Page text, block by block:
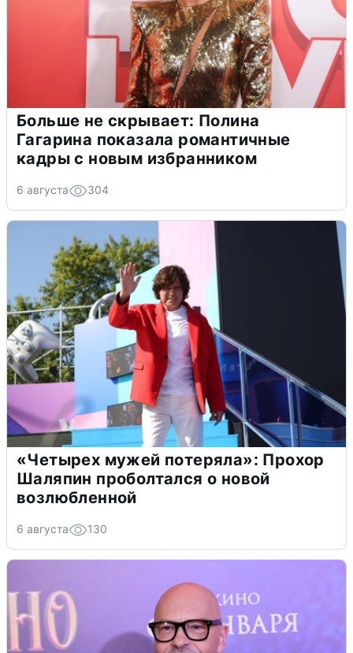
Больше не скрывает: Полина
Гагарина показала романтичные
кадры с новым избранником
6 августа 304
«Четырех мужей потеряла»: Прохор
Шаляпин проболтался о новой
возлюбленной
6 августа 130